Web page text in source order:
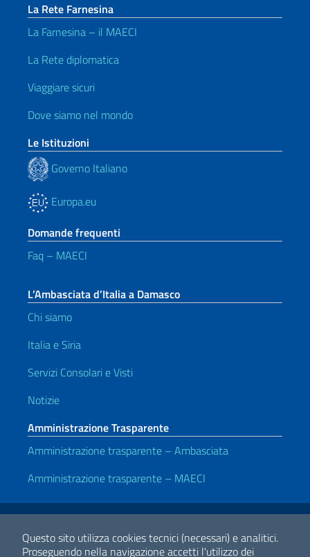
Questo sito utilizza cookies tecnici (necessari) e analitici.
Proseguendo nella navigazione accetti l'utilizzo dei
La Rete Farnesina
La Farnesina – il MAECI
La Rete diplomatica
Viaggiare sicuri
Dove siamo nel mondo
Le Istituzioni
Governo Italiano
Europa.eu
Domande frequenti
Faq – MAECI
L’Ambasciata d’Italia a Damasco
Chi siamo
Italia e Siria
Servizi Consolari e Visti
Notizie
Amministrazione Trasparente
Amministrazione trasparente – Ambasciata
Amministrazione trasparente – MAECI
Link Utili